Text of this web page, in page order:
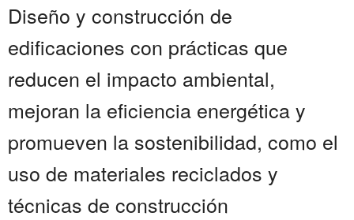
Diseño y construcción de
edificaciones con prácticas que
reducen el impacto ambiental,
mejoran la eficiencia energética y
promueven la sostenibilidad, como el
uso de materiales reciclados y
técnicas de construcción